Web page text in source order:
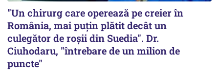
"Un chirurg care operează pe creier în
România, mai puțin plătit decât un
culegător de roșii din Suedia". Dr.
Ciuhodaru, "întrebare de un milion de
puncte"